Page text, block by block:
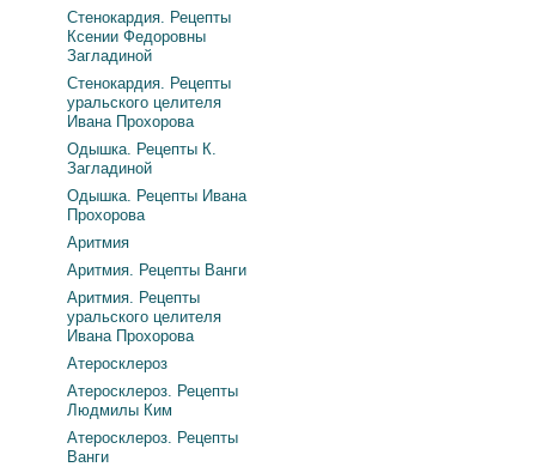
Стенокардия. Рецепты
Ксении Федоровны
Загладиной
Стенокардия. Рецепты
уральского целителя
Ивана Прохорова
Одышка. Рецепты К.
Загладиной
Одышка. Рецепты Ивана
Прохорова
Аритмия
Аритмия. Рецепты Ванги
Аритмия. Рецепты
уральского целителя
Ивана Прохорова
Атеросклероз
Атеросклероз. Рецепты
Людмилы Ким
Атеросклероз. Рецепты
Ванги